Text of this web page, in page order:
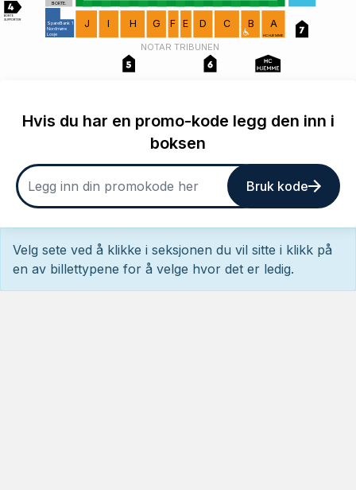
A
B
C
D
E
F
G
H
I
J
SpareBank 1
Nordmøre
Losje
BORTE.
NOTAR TRIBUNEN
BORTE
SUPPORTER
HC HJEMME
Hvis du har en promo-kode legg den inn i
boksen
Bruk kode
Velg sete ved å klikke i seksjonen du vil sitte i klikk på
en av billettypene for å velge hvor det er ledig.